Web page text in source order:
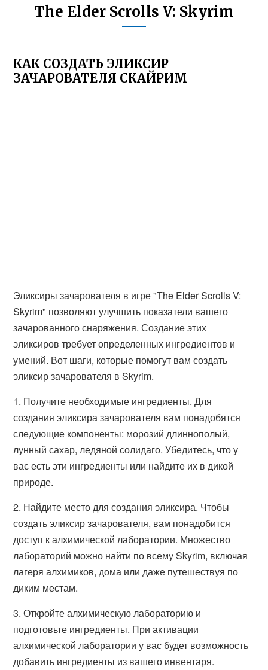
The Elder Scrolls V: Skyrim
КАК СОЗДАТЬ ЭЛИКСИР
ЗАЧАРОВАТЕЛЯ СКАЙРИМ
Эликсиры зачарователя в игре "The Elder Scrolls V:
Skyrim" позволяют улучшить показатели вашего
зачарованного снаряжения. Создание этих
эликсиров требует определенных ингредиентов и
умений. Вот шаги, которые помогут вам создать
эликсир зачарователя в Skyrim.
1. Получите необходимые ингредиенты. Для
создания эликсира зачарователя вам понадобятся
следующие компоненты: морозий длиннополый,
лунный сахар, ледяной солидаго. Убедитесь, что у
вас есть эти ингредиенты или найдите их в дикой
природе.
2. Найдите место для создания эликсира. Чтобы
создать эликсир зачарователя, вам понадобится
доступ к алхимической лаборатории. Множество
лабораторий можно найти по всему Skyrim, включая
лагеря алхимиков, дома или даже путешествуя по
диким местам.
3. Откройте алхимическую лабораторию и
подготовьте ингредиенты. При активации
алхимической лаборатории у вас будет возможность
добавить ингредиенты из вашего инвентаря.